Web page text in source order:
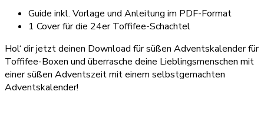
Guide inkl. Vorlage und Anleitung im PDF-Format
1 Cover für die 24er Toffifee-Schachtel
Hol‘ dir jetzt deinen Download für süßen Adventskalender für
Toffifee-Boxen und überrasche deine Lieblingsmenschen mit
einer süßen Adventszeit mit einem selbstgemachten
Adventskalender!